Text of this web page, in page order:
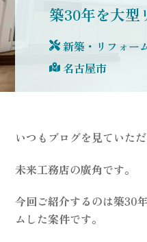
築30年を大型
新築・リフォー
名古屋市
いつもブログを見ていた
未来工務店の廣角です。
今回ご紹介するのは築30
ムした案件です。